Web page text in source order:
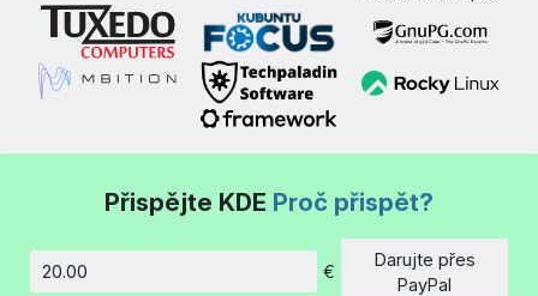
Přispějte KDE Proč přispět?
€
Darujte přes
PayPal